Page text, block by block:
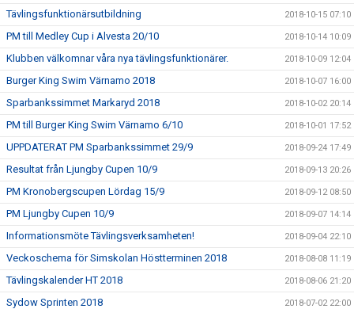
Tävlingsfunktionärsutbildning 2018-10-15 07:10
PM till Medley Cup i Alvesta 20/10 2018-10-14 10:09
Klubben välkomnar våra nya tävlingsfunktionärer. 2018-10-09 12:04
Burger King Swim Värnamo 2018 2018-10-07 16:00
Sparbankssimmet Markaryd 2018 2018-10-02 20:14
PM till Burger King Swim Värnamo 6/10 2018-10-01 17:52
UPPDATERAT PM Sparbankssimmet 29/9 2018-09-24 17:49
Resultat från Ljungby Cupen 10/9 2018-09-13 20:26
PM Kronobergscupen Lördag 15/9 2018-09-12 08:50
PM Ljungby Cupen 10/9 2018-09-07 14:14
Informationsmöte Tävlingsverksamheten! 2018-09-04 22:10
Veckoschema för Simskolan Höstterminen 2018 2018-08-08 11:19
Tävlingskalender HT 2018 2018-08-06 21:20
Sydow Sprinten 2018 2018-07-02 22:00